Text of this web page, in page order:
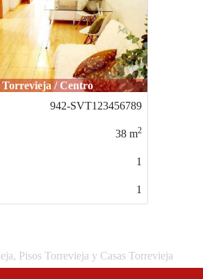
Torrevieja / Centro
942-SVT123456789
38 m2
1
1
Pisos Torrevieja y Casas Torrevieja